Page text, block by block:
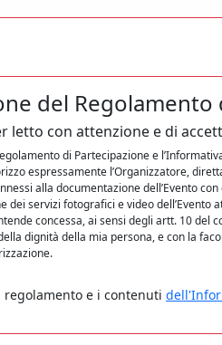
del
letto con attenzione e di
di Partecipazione e
espressamente l’Organizzatore,
alla documentazione dell’Evento
dei servizi fotografici e video dell’Evento
concessa, ai sensi degli artt. 10
dignità della mia persona, e con la
regolamento e i contenuti